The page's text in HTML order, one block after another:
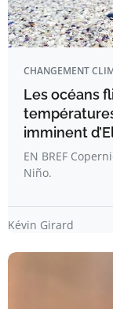
CHANGEMENT
Les océans
imminent
EN BREF
Niño.
Kévin Girard